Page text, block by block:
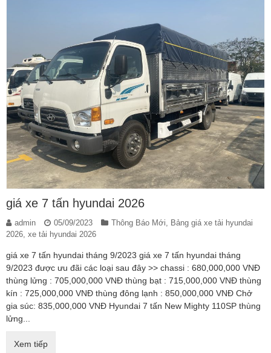
giá xe 7 tấn hyundai 2026
admin 05/09/2023 Thông Báo Mới, Bảng giá xe tải hyundai
2026, xe tải hyundai 2026
giá xe 7 tấn hyundai tháng 9/2023 giá xe 7 tấn hyundai tháng
9/2023 được ưu đãi các loại sau đây >> chassi : 680,000,000 VNĐ
thùng lửng : 705,000,000 VNĐ thùng bạt : 715,000,000 VNĐ thùng
kín : 725,000,000 VNĐ thùng đông lạnh : 850,000,000 VNĐ Chở
gia súc: 835,000,000 VNĐ Hyundai 7 tấn New Mighty 110SP thùng
lửng...
Xem tiếp